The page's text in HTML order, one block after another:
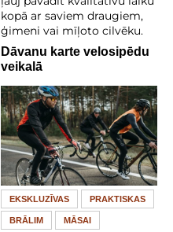
kopā ar saviem draugiem,
ģimeni vai mīļoto cilvēku.
Dāvanu karte velosipēdu
veikalā
EKSKLUZĪVAS PRAKTISKAS
BRĀLIM MĀSAI